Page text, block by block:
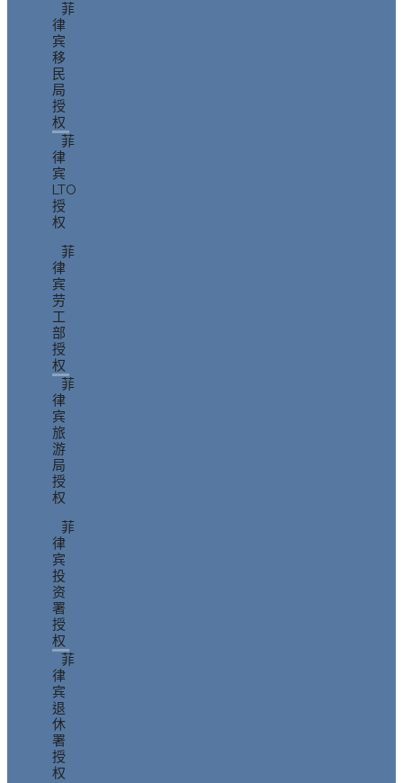
菲
律
宾
移
民
局
授
权
菲
律
宾
LTO
授
权
菲
律
宾
劳
工
部
授
权
菲
律
宾
旅
游
局
授
权
菲
律
宾
投
资
署
授
权
菲
律
宾
退
休
署
授
权